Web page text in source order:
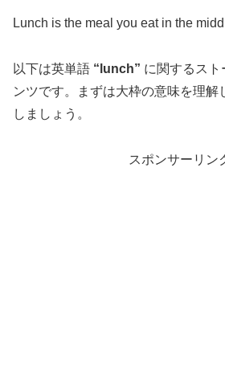
Lunch is the meal you eat in the
以下は英単語 “lunch” に関するスト
ンツです。まずは大枠の意味を理解
しましょう。
スポンサーリン